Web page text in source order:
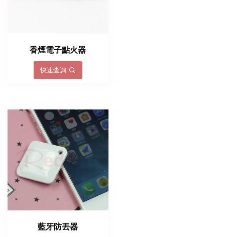
香煙電子點火器
快速查詢
藍牙防丟器